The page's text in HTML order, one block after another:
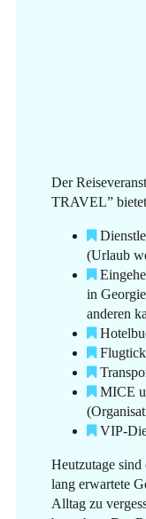
Der
TRAVEL”
(Urlaub
in
anderen
MICE
VIP-
Heutzutage
lang erwartete
Alltag zu